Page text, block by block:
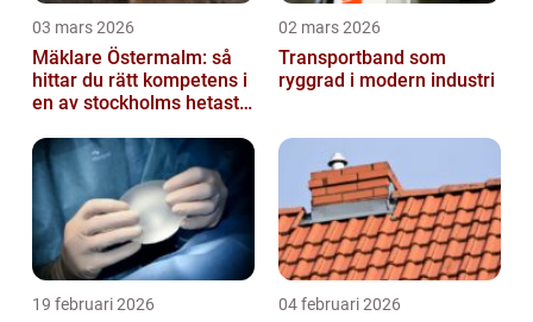
03 mars 2026
Mäklare Östermalm: så
hittar du rätt kompetens i
en av stockholms hetaste
02 mars 2026
Transportband som
ryggrad i modern industri
19 februari 2026 04 februari 2026